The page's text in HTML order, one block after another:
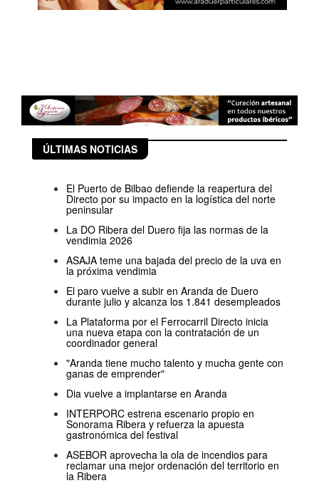
ÚLTIMAS NOTICIAS
El Puerto de Bilbao defiende la reapertura del
Directo por su impacto en la logística del norte
peninsular
La DO Ribera del Duero fija las normas de la
vendimia 2026
ASAJA teme una bajada del precio de la uva en
la próxima vendimia
El paro vuelve a subir en Aranda de Duero
durante julio y alcanza los 1.841 desempleados
La Plataforma por el Ferrocarril Directo inicia
una nueva etapa con la contratación de un
coordinador general
"Aranda tiene mucho talento y mucha gente con
ganas de emprender"
Dia vuelve a implantarse en Aranda
INTERPORC estrena escenario propio en
Sonorama Ribera y refuerza la apuesta
gastronómica del festival
ASEBOR aprovecha la ola de incendios para
reclamar una mejor ordenación del territorio en
la Ribera